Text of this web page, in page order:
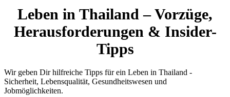
Leben in Thailand – Vorzüge,
Herausforderungen & Insider-
Tipps
Wir geben Dir hilfreiche Tipps für ein Leben in Thailand -
Sicherheit, Lebensqualität, Gesundheitswesen und
Jobmöglichkeiten.